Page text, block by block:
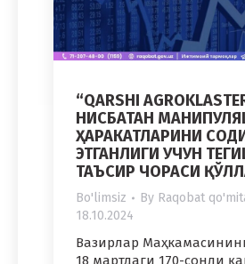
“QARSHI
НИСБАТАН
ҲАРАКАТЛАРИНИ
ЭТГАНЛИГИ УЧУН
ТАЪСИР ЧОРАСИ
Bo'limsiz By Raqobat
18.10.2024
Вазирлар
18 мартдаги 170-сонли